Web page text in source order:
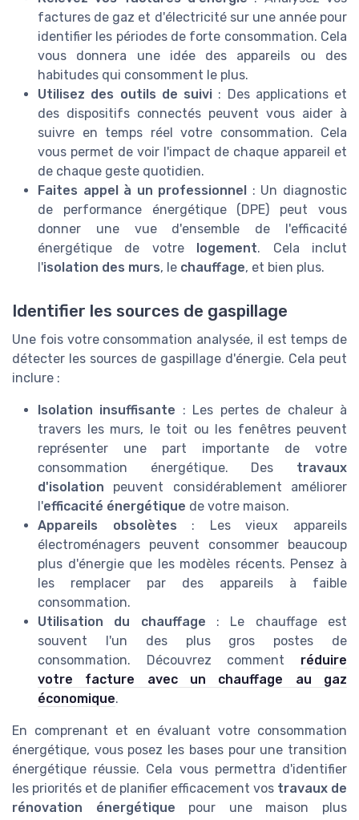
factures de gaz et d'électricité sur une année pour
identifier les périodes de forte consommation. Cela
vous donnera une idée des appareils ou des
habitudes qui consomment le plus.
Utilisez des outils de suivi : Des applications et
des dispositifs connectés peuvent vous aider à
suivre en temps réel votre consommation. Cela
vous permet de voir l'impact de chaque appareil et
de chaque geste quotidien.
Faites appel à un professionnel
: Un diagnostic
de performance énergétique (DPE) peut vous
donner une vue d'ensemble de l'efficacité
énergétique de votre
logement. Cela inclut
l'isolation des murs, le chauffage, et bien plus.
Identifier les sources de gaspillage
Une fois votre consommation analysée, il est temps de
détecter les sources de gaspillage d'énergie. Cela peut
inclure :
Isolation insuffisante : Les pertes de chaleur à
travers les murs, le toit ou les fenêtres peuvent
représenter une part importante de votre
consommation énergétique. Des travaux
d'isolation peuvent considérablement améliorer
l'efficacité énergétique de votre maison.
Appareils obsolètes : Les vieux appareils
électroménagers peuvent consommer beaucoup
plus d'énergie que les modèles récents. Pensez à
les remplacer par des appareils à faible
consommation.
Utilisation du chauffage : Le chauffage est
souvent l'un des plus gros postes de
consommation. Découvrez comment réduire
votre facture avec un chauffage au gaz
économique.
En comprenant et en évaluant votre consommation
énergétique, vous posez les bases pour une transition
énergétique réussie. Cela vous permettra d'identifier
les priorités et de planifier efficacement vos travaux de
rénovation énergétique pour une maison plus